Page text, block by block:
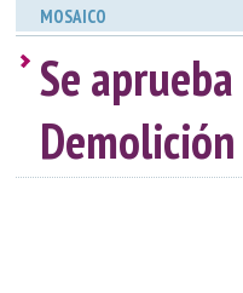
MOSAICO
Se
Demolición